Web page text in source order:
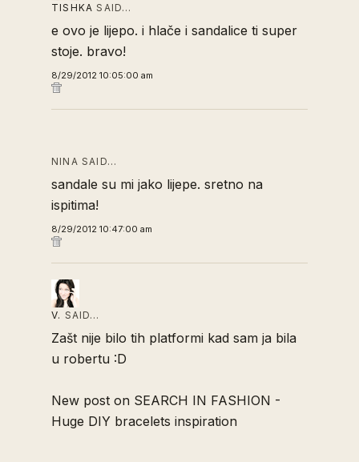
TISHKA SAID…
e ovo je lijepo. i hlače i sandalice ti super
stoje. bravo!
8/29/2012 10:05:00 am
NINA SAID…
sandale su mi jako lijepe. sretno na
ispitima!
8/29/2012 10:47:00 am
V. SAID…
Zašt nije bilo tih platformi kad sam ja bila
u robertu :D
New post on SEARCH IN FASHION -
Huge DIY bracelets inspiration